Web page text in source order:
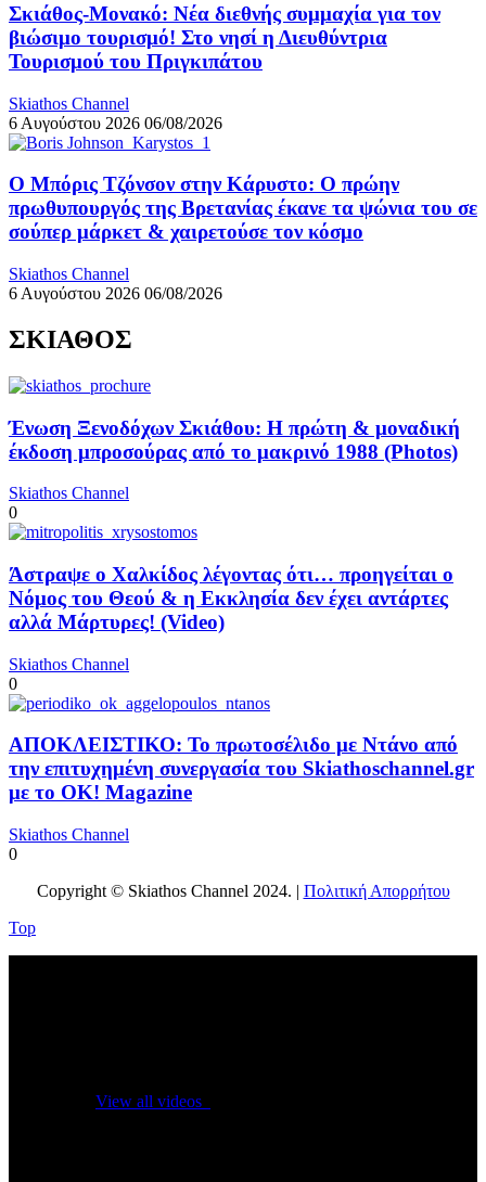
Σκιάθος-Μονακό: Νέα διεθνής συμμαχία για τον
βιώσιμο τουρισμό! Στο νησί η Διευθύντρια
Τουρισμού του Πριγκιπάτου
Skiathos Channel
6 Αυγούστου 2026 06/08/2026
Ο Μπόρις Τζόνσον στην Κάρυστο: Ο πρώην
πρωθυπουργός της Βρετανίας έκανε τα ψώνια του σε
σούπερ μάρκετ & χαιρετούσε τον κόσμο
Skiathos Channel
6 Αυγούστου 2026 06/08/2026
ΣΚΙΑΘΟΣ
Ένωση Ξενοδόχων Σκιάθου: Η πρώτη & μοναδική
έκδοση μπροσούρας από το μακρινό 1988 (Photos)
Skiathos Channel
0
Άστραψε ο Χαλκίδος λέγοντας ότι… προηγείται ο
Νόμος του Θεού & η Εκκλησία δεν έχει αντάρτες
αλλά Μάρτυρες! (Video)
Skiathos Channel
0
ΑΠΟΚΛΕΙΣΤΙΚΟ: Το πρωτοσέλιδο με Ντάνο από
την επιτυχημένη συνεργασία του Skiathoschannel.gr
με το OK! Magazine
Skiathos Channel
0
Copyright © Skiathos Channel 2024. | Πολιτική Απορρήτου
Top
View all videos